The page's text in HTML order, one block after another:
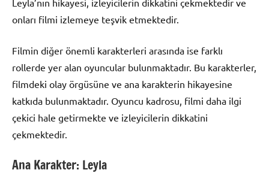
onları filmi izlemeye teşvik etmektedir.
Filmin diğer önemli karakterleri arasında ise farklı
rollerde yer alan oyuncular bulunmaktadır. Bu karakterler,
filmdeki olay örgüsüne ve ana karakterin hikayesine
katkıda bulunmaktadır. Oyuncu kadrosu, filmi daha ilgi
çekici hale getirmekte ve izleyicilerin dikkatini
çekmektedir.
Ana Karakter: Leyla